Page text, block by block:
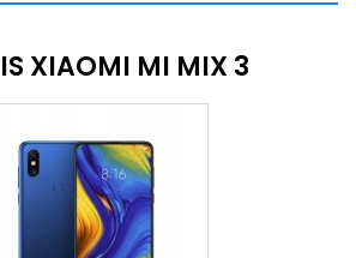
XIAOMI MI MIX 3